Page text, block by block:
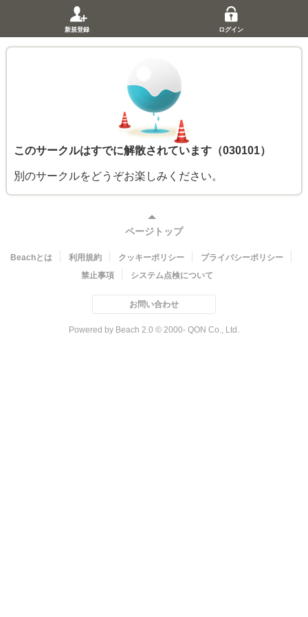
新規登録 ログイン
このサークルはすでに解散されています（030101）
別のサークルをどうぞお楽しみください。
ページトップ
Beachとは 利用規約 クッキーポリシー
プライバシーポリシー
禁止事項
システム点検について
お問い合わせ
Powered by Beach 2.0 © 2000- QON Co., Ltd.